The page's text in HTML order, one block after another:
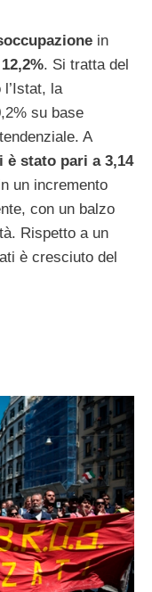
in
. Si tratta del
l’Istat, la
su base
A
stato pari a 3,14
un incremento
con un balzo
Rispetto a un
è cresciuto del